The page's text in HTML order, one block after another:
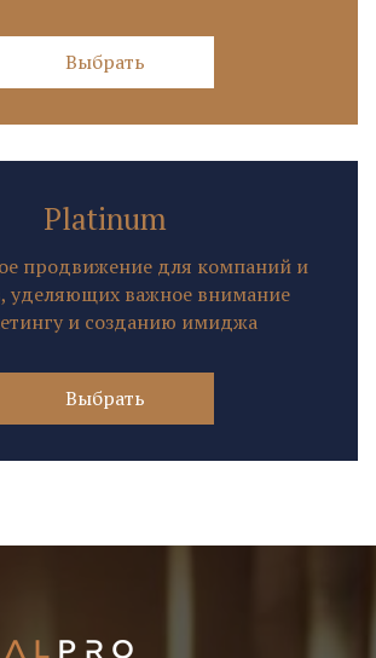
Выбрать
Platinum
продвижение для компаний и
уделяющих важное внимание
и созданию имиджа
Выбрать